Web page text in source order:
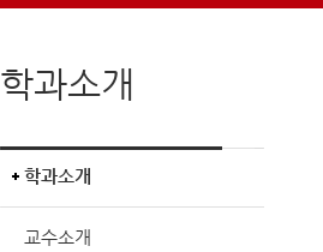
학과소개
학과소개
교수소개